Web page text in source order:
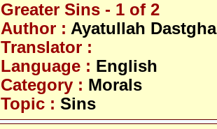
Greater Sins - 1 of 2
Author : Ayatullah
Translator :
Language : English
Category : Morals
Topic : Sins